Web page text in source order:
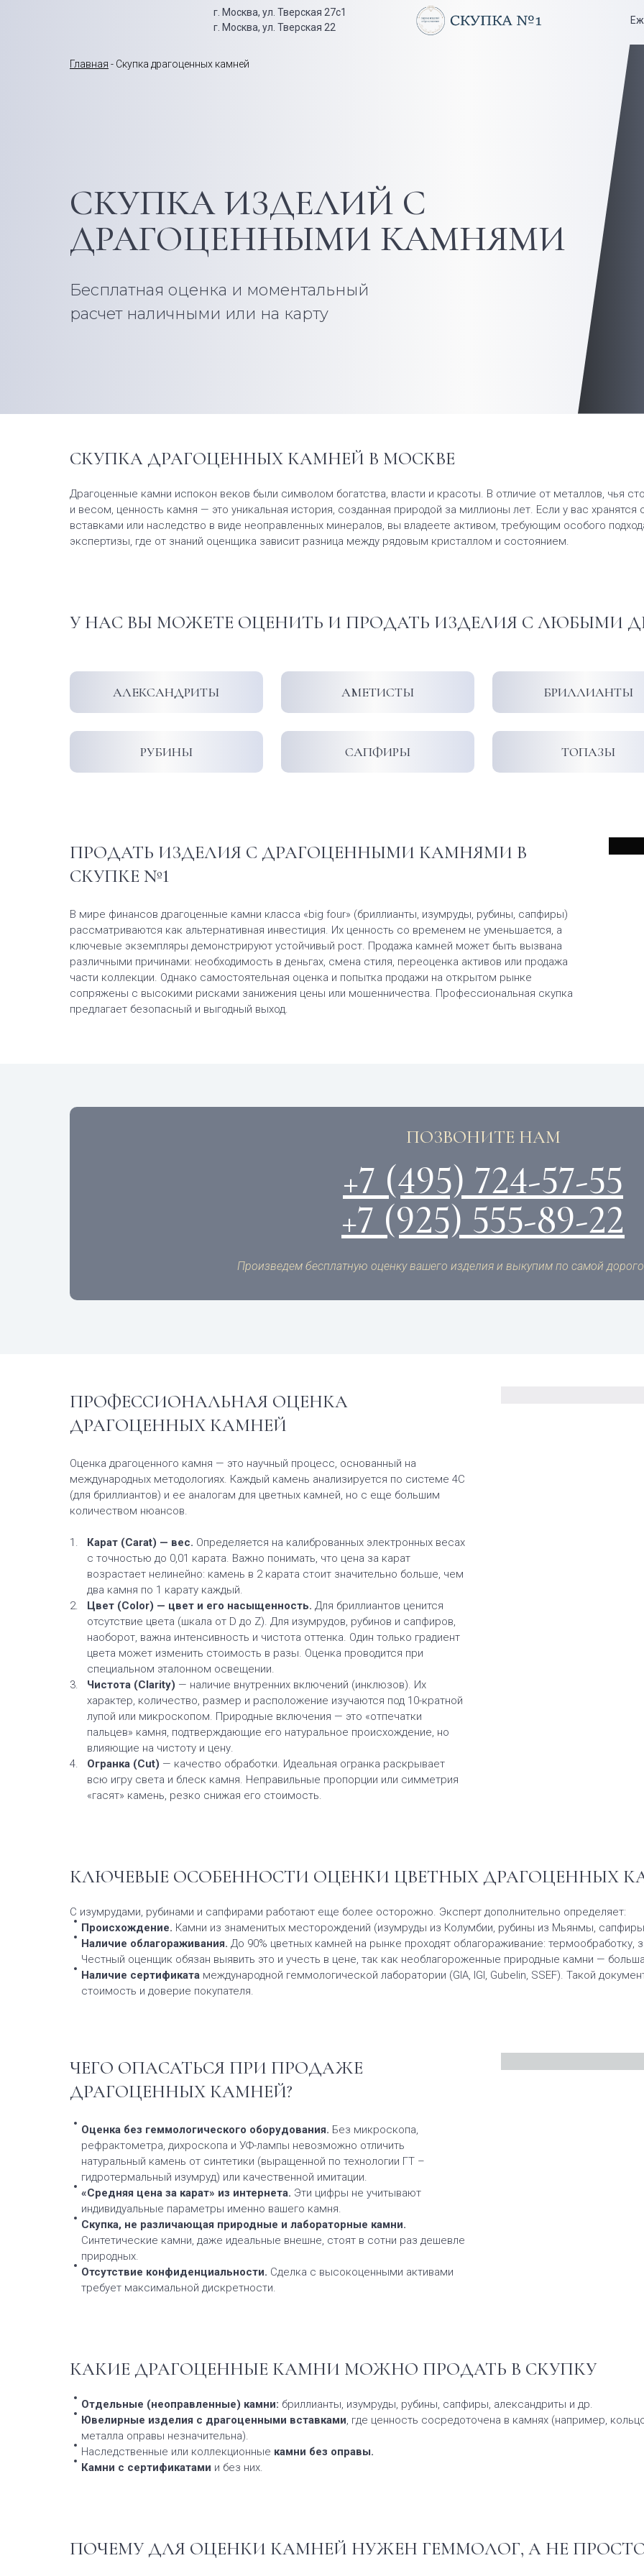
г. Москва, ул. Тверская 27с1
г. Москва, ул. Тверская 22
Главная - Скупка драгоценных камней
Бесплатная оценка и моментальный
расчет наличными или на карту
СКУПКА ИЗДЕЛИЙ С
ДРАГОЦЕННЫМИ КАМНЯМИ
СКУПКА ДРАГОЦЕННЫХ КАМНЕЙ В МОСКВЕ
Драгоценные камни испокон веков были символом богатства, власти и красоты. В отличие от металлов, чья
и весом, ценность камня — это уникальная история, созданная природой за миллионы лет. Если у вас
вставками или наследство в виде неоправленных минералов, вы владеете активом, требующим особого
экспертизы, где от знаний оценщика зависит разница между рядовым кристаллом и состоянием.
У НАС ВЫ МОЖЕТЕ ОЦЕНИТЬ И ПРОДАТЬ ИЗДЕЛИЯ С ЛЮБЫМИ
АЛЕКСАНДРИТЫ АМЕТИСТЫ БРИЛЛИАНТЫ
РУБИНЫ САПФИРЫ ТОПАЗЫ
ПРОДАТЬ ИЗДЕЛИЯ С ДРАГОЦЕННЫМИ КАМНЯМИ В
СКУПКЕ №1
В мире финансов драгоценные камни класса «big four» (бриллианты, изумруды, рубины, сапфиры)
рассматриваются как альтернативная инвестиция. Их ценность со временем не уменьшается, а
ключевые экземпляры демонстрируют устойчивый рост. Продажа камней может быть вызвана
различными причинами: необходимость в деньгах, смена стиля, переоценка активов или продажа
части коллекции. Однако самостоятельная оценка и попытка продажи на открытом рынке
сопряжены с высокими рисками занижения цены или мошенничества. Профессиональная скупка
предлагает безопасный и выгодный выход.
ПОЗВОНИТЕ НАМ
+7 (495) 724-57-55
+7 (925) 555-89-22
Произведем бесплатную оценку вашего изделия и выкупим по самой
ПРОФЕССИОНАЛЬНАЯ ОЦЕНКА
ДРАГОЦЕННЫХ КАМНЕЙ
Оценка драгоценного камня — это научный процесс, основанный на
международных методологиях. Каждый камень анализируется по системе 4C
(для бриллиантов) и ее аналогам для цветных камней, но с еще большим
количеством нюансов.
Карат (Carat) — вес. Определяется на калиброванных электронных весах
с точностью до 0,01 карата. Важно понимать, что цена за карат
возрастает нелинейно: камень в 2 карата стоит значительно больше, чем
два камня по 1 карату каждый.
Цвет (Color) — цвет и его насыщенность. Для бриллиантов ценится
отсутствие цвета (шкала от D до Z). Для изумрудов, рубинов и сапфиров,
наоборот, важна интенсивность и чистота оттенка. Один только градиент
цвета может изменить стоимость в разы. Оценка проводится при
специальном эталонном освещении.
Чистота (Clarity) — наличие внутренних включений (инклюзов). Их
характер, количество, размер и расположение изучаются под 10-кратной
лупой или микроскопом. Природные включения — это «отпечатки
пальцев» камня, подтверждающие его натуральное происхождение, но
влияющие на чистоту и цену.
Огранка (Cut) — качество обработки. Идеальная огранка раскрывает
всю игру света и блеск камня. Неправильные пропорции или симметрия
«гасят» камень, резко снижая его стоимость.
КЛЮЧЕВЫЕ ОСОБЕННОСТИ ОЦЕНКИ ЦВЕТНЫХ ДРАГОЦЕННЫХ
С изумрудами, рубинами и сапфирами работают еще более осторожно. Эксперт дополнительно определяет:
Происхождение. Камни из знаменитых месторождений (изумруды из Колумбии, рубины из Мьянмы,
Наличие облагораживания. До 90% цветных камней на рынке проходят облагораживание:
Честный оценщик обязан выявить это и учесть в цене, так как необлагороженные природные камни —
Наличие сертификата международной геммологической лаборатории (GIA, IGI, Gubelin, SSEF). Такой
стоимость и доверие покупателя.
ЧЕГО ОПАСАТЬСЯ ПРИ ПРОДАЖЕ
ДРАГОЦЕННЫХ КАМНЕЙ?
Оценка без геммологического оборудования. Без микроскопа,
рефрактометра, дихроскопа и УФ-лампы невозможно отличить
натуральный камень от синтетики (выращенной по технологии ГТ –
гидротермальный изумруд) или качественной имитации.
«Средняя цена за карат» из интернета. Эти цифры не учитывают
индивидуальные параметры именно вашего камня.
Скупка, не различающая природные и лабораторные камни.
Синтетические камни, даже идеальные внешне, стоят в сотни раз дешевле
природных.
Отсутствие конфиденциальности. Сделка с высокоценными активами
требует максимальной дискретности.
КАКИЕ ДРАГОЦЕННЫЕ КАМНИ МОЖНО ПРОДАТЬ В СКУПКУ
Отдельные (неоправленные) камни: бриллианты, изумруды, рубины, сапфиры, александриты и др.
Ювелирные изделия с драгоценными вставками , где ценность сосредоточена в камнях (например,
металла оправы незначительна).
Наследственные или коллекционные камни без оправы.
Камни с сертификатами и без них.
ПОЧЕМУ ДЛЯ ОЦЕНКИ КАМНЕЙ НУЖЕН ГЕММОЛОГ, А НЕ